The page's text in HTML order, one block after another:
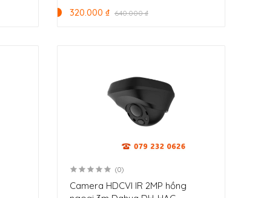
IL-A
320.000 ₫ 640.000 ₫
(0)
Camera HDCVI IR 2MP hồng